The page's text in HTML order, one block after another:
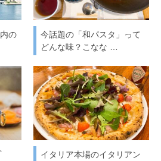
の
今話題の「和パスタ」って
どんな味？こなな …
イタリア本場のイタリアン